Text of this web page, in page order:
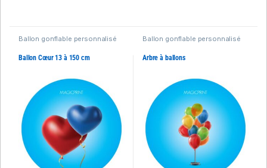
Ballon gonflable personnalisé
Ballon Cœur 13 à 150 cm
Ballon gonflable personnalisé
Arbre à ballons